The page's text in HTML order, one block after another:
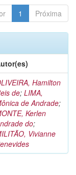
1 Próxima
Hamilton
de; LIMA,
de Andrade;
Kerlen
do;
Vivianne